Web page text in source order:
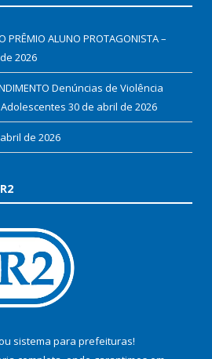
PRÊMIO ALUNO PROTAGONISTA –
2026
Denúncias de Violência
30 de abril de 2026
de 2026
sistema para prefeituras!